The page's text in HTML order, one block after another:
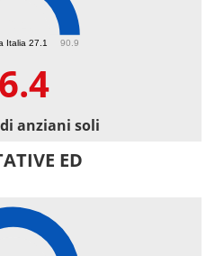
Italia 27.1 90.9
anziani soli
ED